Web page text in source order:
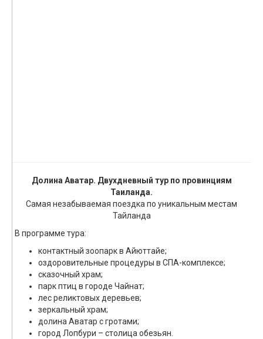
Долина Аватар. Двухдневный тур по провинциям
Таиланда.
Самая незабываемая поездка по уникальным местам
Тайланда
В программе тура:
контактный зоопарк в Айюттайе;
оздоровительные процедуры в СПА-комплексе;
сказочный храм;
парк птиц в городе Чайнат;
лес реликтовых деревьев;
зеркальный храм;
долина Аватар с гротами;
город Лопбури – столица обезьян.